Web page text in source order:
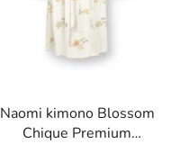
Naomi kimono Blossom
Chique Premium